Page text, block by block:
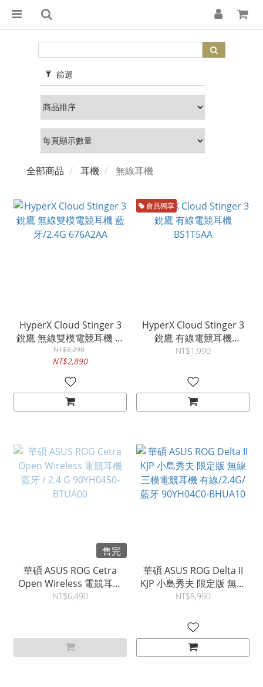
篩選
全部商品 耳機 無線耳機
HyperX Cloud Stinger 3
銳鷹 無線雙模電競耳機 藍
牙/2.4G 676A2AA
NT$3,290
NT$2,890
會員獨享
HyperX Cloud Stinger 3
銳鷹 有線電競耳機
BS1T5AA
NT$1,990
售完
華碩 ASUS ROG Cetra
Open Wireless 電競耳機
藍牙 / 2.4 G 90YH0450-
NT$6,490
華碩 ASUS ROG Delta II
KJP 小島秀夫 限定版 無線
三模電競耳機 有線/2.4G/
NT$8,990